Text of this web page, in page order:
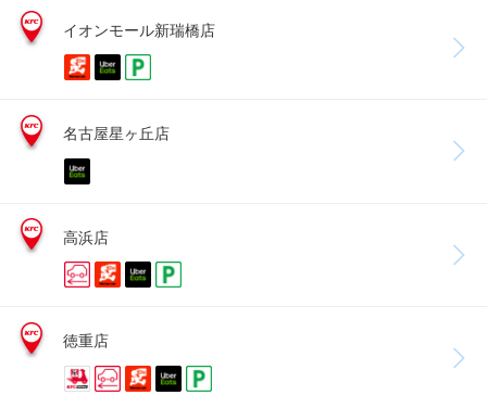
イオンモール新瑞橋店
名古屋星ヶ丘店
高浜店
徳重店